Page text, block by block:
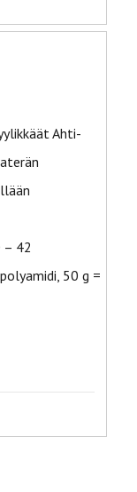
Ahti-
– 42
50 g =